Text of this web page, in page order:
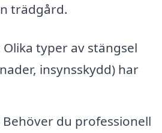
trädgård.
Olika typer av stängsel
insynsskydd) har
Behöver du professionell